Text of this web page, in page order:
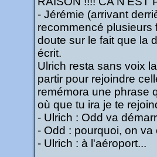
- Jérémie (arrivant
recommencé plusieurs
doute sur le fait que la
écrit.
Ulrich resta sans voix
partir pour rejoindre
remémora une phrase
où que tu ira je te
- Ulrich : Odd va
- Odd : pourquoi, on va
- Ulrich : à l'aéroport...